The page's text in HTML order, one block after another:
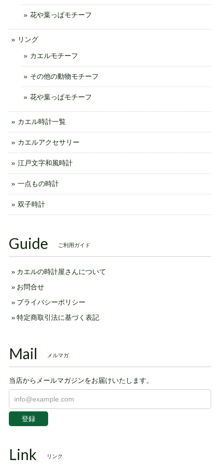
花や葉っぱモチーフ
リング
カエルモチーフ
その他の動物モチーフ
花や葉っぱモチーフ
カエル時計一覧
カエルアクセサリー
江戸文字和風時計
一点もの時計
双子時計
Guide ご利用ガイド
カエルの時計屋さんについて
お問合せ
プライバシーポリシー
特定商取引法に基づく表記
Mail メルマガ
当店からメールマガジンをお届けいたします。
登録
Link リンク